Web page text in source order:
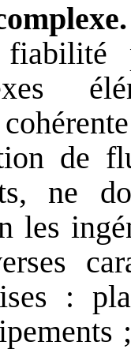
fiabilité
de
ne
les
: